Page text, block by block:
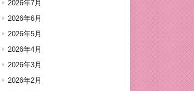
2026年7月
2026年6月
2026年5月
2026年4月
2026年3月
2026年2月